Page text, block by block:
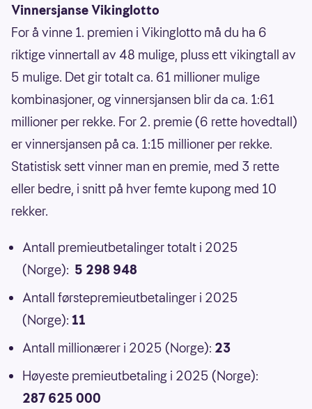
Vinnersjanse Vikinglotto
For å vinne 1. premien i Vikinglotto må du ha 6
riktige vinnertall av 48 mulige, pluss ett vikingtall av
5 mulige. Det gir totalt ca. 61 millioner mulige
kombinasjoner, og vinnersjansen blir da ca. 1:61
millioner per rekke. For 2. premie (6 rette hovedtall)
er vinnersjansen på ca. 1:15 millioner per rekke.
Statistisk sett vinner man en premie, med 3 rette
eller bedre, i snitt på hver femte kupong med 10
rekker.
Antall premieutbetalinger totalt i 2025
(Norge): 5 298 948
Antall førstepremieutbetalinger i 2025
(Norge): 11
Antall millionærer i 2025 (Norge): 23
Høyeste premieutbetaling i 2025 (Norge):
287 625 000